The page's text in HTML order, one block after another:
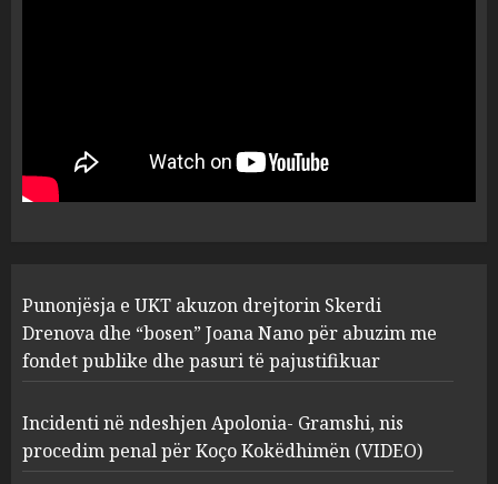
5
dëshmia e Nuredin Dumanit
flet për PERSONAT që e
plagosën!
1
drejtorin Skerdi Drenova dhe
“bosen” Joana Nano për
abuzim me fondet publike dhe
pasuri të pajustifikuar
Incidenti në ndeshjen
Apolonia- Gramshi, nis
Punonjësja e UKT akuzon drejtorin Skerdi
Drenova dhe “bosen” Joana Nano për abuzim me
fondet publike dhe pasuri të pajustifikuar
Incidenti në ndeshjen Apolonia- Gramshi, nis
procedim penal për Koço Kokëdhimën (VIDEO)